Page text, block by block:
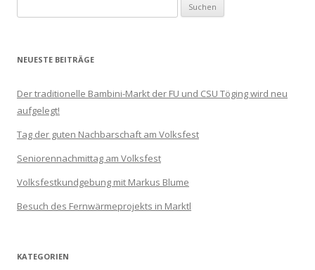
nach:
NEUESTE BEITRÄGE
Der traditionelle Bambini-Markt der FU und CSU Töging wird neu
aufgelegt!
Tag der guten Nachbarschaft am Volksfest
Seniorennachmittag am Volksfest
Volksfestkundgebung mit Markus Blume
Besuch des Fernwärmeprojekts in Marktl
KATEGORIEN